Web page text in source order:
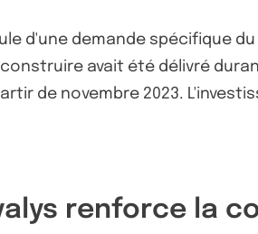
d'une demande spécifique
avait été délivré
de novembre 2023.
renforce la